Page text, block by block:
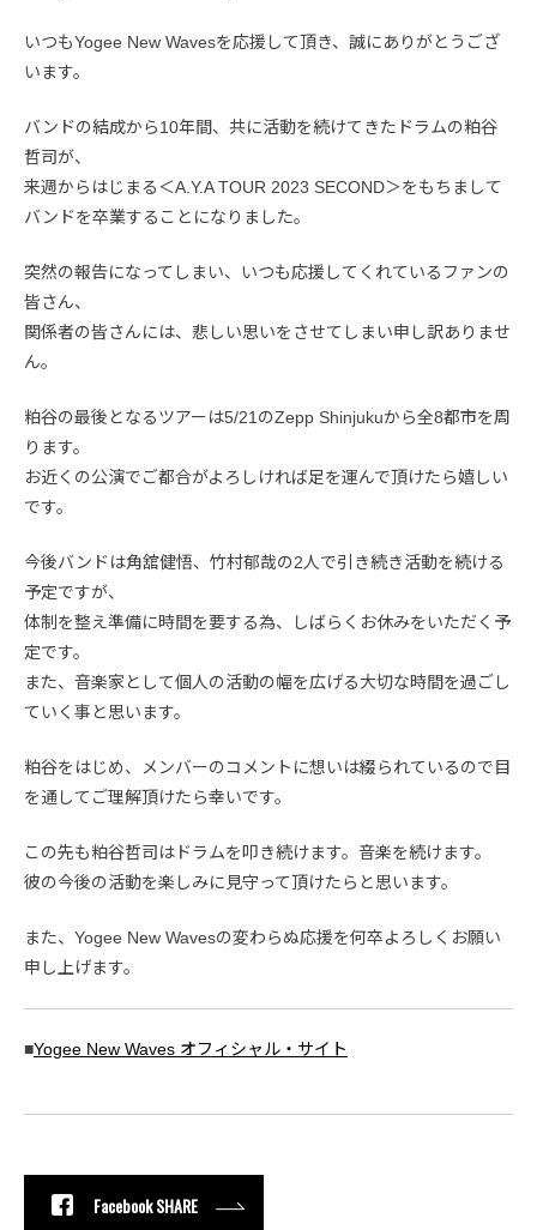
いつもYogee New Wavesを応援して頂き、誠にありがとうござ
います。
バンドの結成から10年間、共に活動を続けてきたドラムの粕谷
哲司が、
来週からはじまる＜A.Y.A TOUR 2023 SECOND＞をもちまして
バンドを卒業することになりました。
突然の報告になってしまい、いつも応援してくれているファンの
皆さん、
関係者の皆さんには、悲しい思いをさせてしまい申し訳ありませ
ん。
粕谷の最後となるツアーは5/21のZepp Shinjukuから全8都市を周
ります。
お近くの公演でご都合がよろしければ足を運んで頂けたら嬉しい
です。
今後バンドは角舘健悟、竹村郁哉の2人で引き続き活動を続ける
予定ですが、
体制を整え準備に時間を要する為、しばらくお休みをいただく予
定です。
また、音楽家として個人の活動の幅を広げる大切な時間を過ごし
ていく事と思います。
粕谷をはじめ、メンバーのコメントに想いは綴られているので目
を通してご理解頂けたら幸いです。
この先も粕谷哲司はドラムを叩き続けます。音楽を続けます。
彼の今後の活動を楽しみに見守って頂けたらと思います。
また、Yogee New Wavesの変わらぬ応援を何卒よろしくお願い
申し上げます。
■Yogee New Waves オフィシャル・サイト
Facebook SHARE